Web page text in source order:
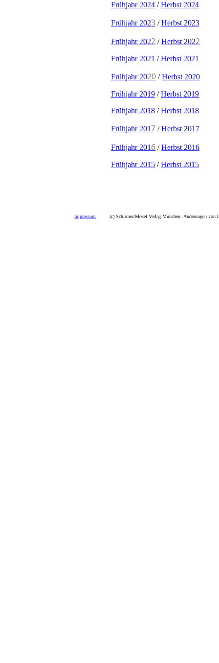
Frühjahr 2024 /Herbst 2024
Frühjahr 2023 /Herbst 2023
Frühjahr 2022 /Herbst 2022
Frühjahr 2021 /Herbst 2021
Frühjahr 2020 /Herbst 2020
Frühjahr 2019 /Herbst 2019
Frühjahr 2018 /Herbst 2018
Frühjahr 2017 /Herbst 2017
Frühjahr 201 6 /Herbst 2016
Frühjahr 2015 /Herbst 2015
Impressum (c) Schirmer/Mosel Verlag München. Änderungen von